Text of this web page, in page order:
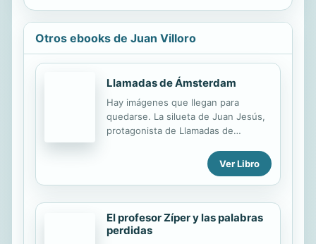
Otros ebooks de Juan Villoro
Llamadas de Ámsterdam
Hay imágenes que llegan para
quedarse. La silueta de Juan Jesús,
protagonista de Llamadas de
pesado gabán y caminando bajo la
lluvia por una de las más
emblemáticas calles de la Ciudad de
México es una de ellas. Esto lo
confirma la vitalidad que esta breve
novela mantiene en el gusto del
Ver Libro
El profesor Zíper y las palabras
perdidas